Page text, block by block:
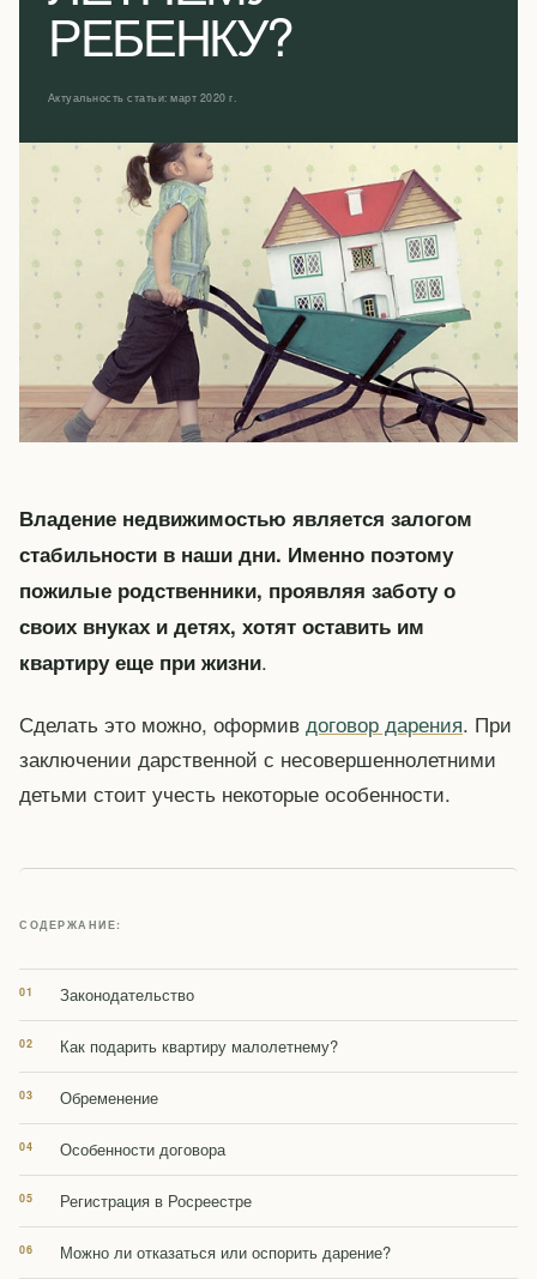
РЕБЕНКУ?
Актуальность статьи: март 2020 г.
Владение недвижимостью является залогом
стабильности в наши дни. Именно поэтому
пожилые родственники, проявляя заботу о
своих внуках и детях, хотят оставить им
квартиру еще при жизни.
Сделать это можно, оформив договор дарения. При
заключении дарственной с несовершеннолетними
детьми стоит учесть некоторые особенности.
СОДЕРЖАНИЕ:
Законодательство
Как подарить квартиру малолетнему?
Обременение
Особенности договора
Регистрация в Росреестре
Можно ли отказаться или оспорить дарение?